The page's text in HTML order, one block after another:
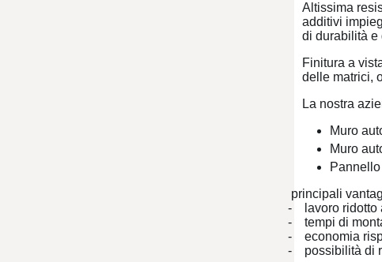
Altissima
additivi
di durabilità e
Finitura a
delle matrici,
La nostra
Muro
Muro
principali
- lavoro ridotto
- tempi di
- economia
- possibilità di